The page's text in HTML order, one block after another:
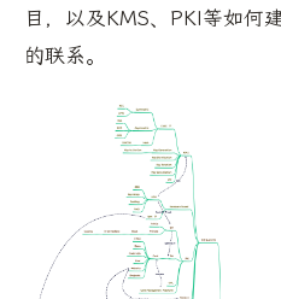
目，以及KMS、PKI等如何
的联系。